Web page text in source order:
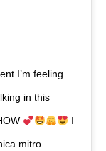
I’m feeling
in this
I